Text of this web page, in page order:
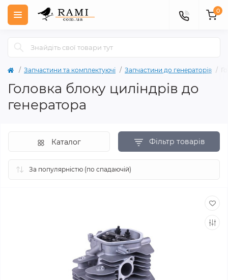
0
Запчастини та комплектуючі Запчастини до генераторів
Головка блоку циліндрів до
генератора
Фільтр товарів
Каталог